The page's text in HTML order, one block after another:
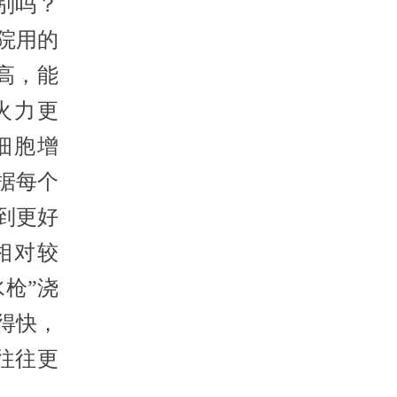
用的
，能
力更
胞增
每个
更好
对较
”浇
快，
往更